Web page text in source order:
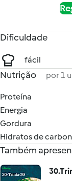
Dificuldade
fácil
Nutrição por 1
Proteína
Energia
Gordura
Hidratos de
Também